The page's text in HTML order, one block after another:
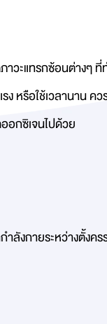
าวะแทรกซ้อนต่างๆ ที่
หรือใช้เวลานาน คว
อกซิเจนไปด้วย
ลังกายระหว่างตั้งค